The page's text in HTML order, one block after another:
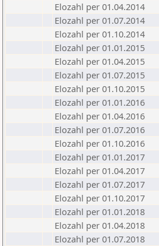
Elozahl per 01.04.2014
Elozahl per 01.07.2014
Elozahl per 01.10.2014
Elozahl per 01.01.2015
Elozahl per 01.04.2015
Elozahl per 01.07.2015
Elozahl per 01.10.2015
Elozahl per 01.01.2016
Elozahl per 01.04.2016
Elozahl per 01.07.2016
Elozahl per 01.10.2016
Elozahl per 01.01.2017
Elozahl per 01.04.2017
Elozahl per 01.07.2017
Elozahl per 01.10.2017
Elozahl per 01.01.2018
Elozahl per 01.04.2018
Elozahl per 01.07.2018